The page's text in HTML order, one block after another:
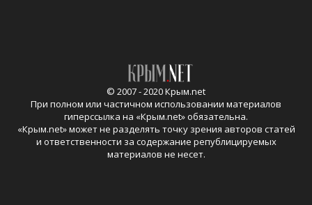
© 2007 - 2020 Крым.net
При полном или частичном использовании материалов
гиперссылка на «Крым.net» обязательна.
«Крым.net» может не разделять точку зрения авторов статей
и ответственности за содержание републицируемых
материалов не несет.